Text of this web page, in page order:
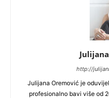
http://
Julijana Oremović je
profesionalno bavi više od